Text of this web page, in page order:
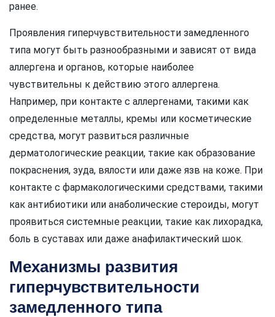
ранее.
Проявления гиперчувствительности замедленного
типа могут быть разнообразными и зависят от вида
аллергена и органов, которые наиболее
чувствительны к действию этого аллергена.
Например, при контакте с аллергенами, такими как
определенные металлы, кремы или косметические
средства, могут развиться различные
дерматологические реакции, такие как образование
покраснения, зуда, вялости или даже язв на коже. При
контакте с фармакологическими средствами, такими
как антибиотики или анаболические стероиды, могут
проявиться системные реакции, такие как лихорадка,
боль в суставах или даже анафилактический шок.
Механизмы развития
гиперчувствительности
замедленного типа